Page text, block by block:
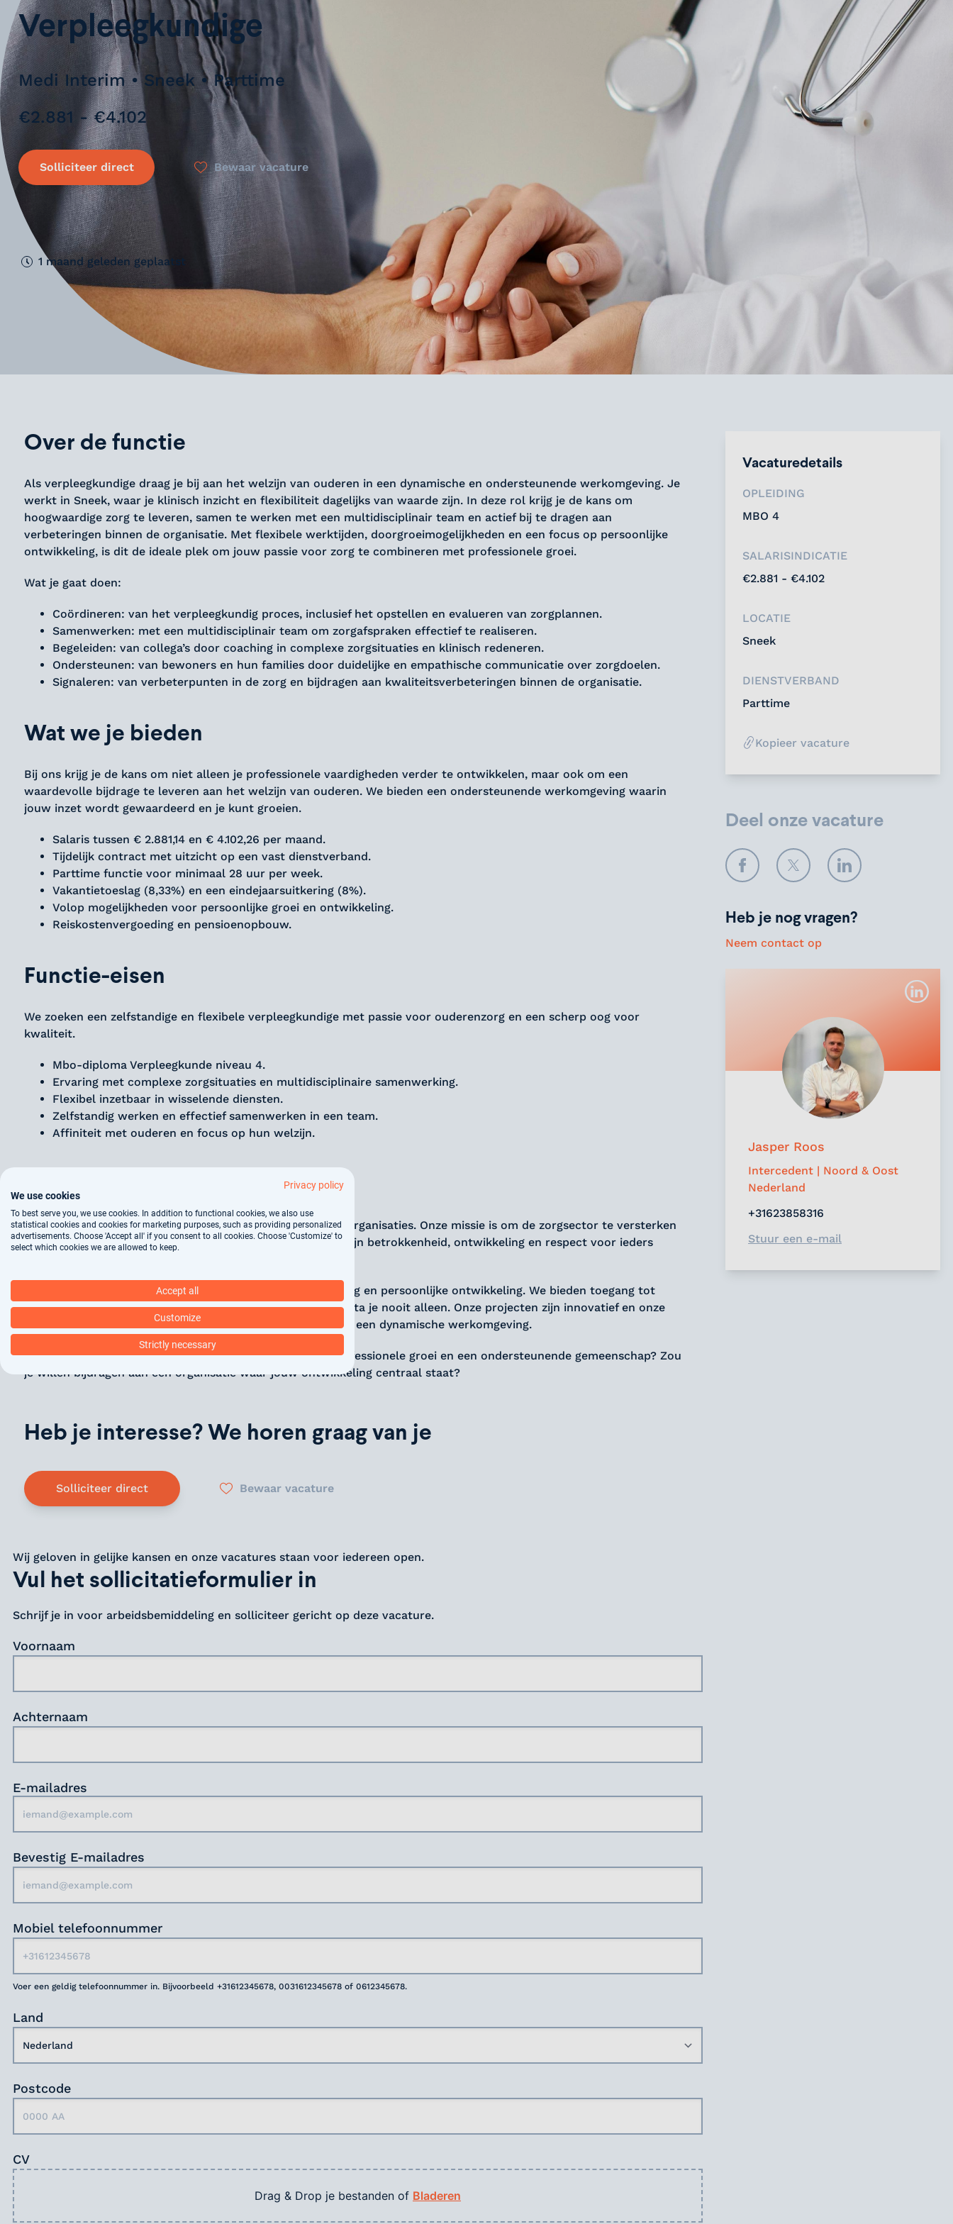
Verpleegkundige
Medi Interim • Sneek • Parttime
€2.881 - €4.102
Solliciteer direct Bewaar vacature
1 maand geleden geplaatst
Over de functie
Als verpleegkundige draag je bij aan het welzijn van ouderen in een dynamische en ondersteunende werkomgeving. Je
werkt in Sneek, waar je klinisch inzicht en flexibiliteit dagelijks van waarde zijn. In deze rol krijg je de kans om
hoogwaardige zorg te leveren, samen te werken met een multidisciplinair team en actief bij te dragen aan
verbeteringen binnen de organisatie. Met flexibele werktijden, doorgroeimogelijkheden en een focus op persoonlijke
ontwikkeling, is dit de ideale plek om jouw passie voor zorg te combineren met professionele groei.
Wat je gaat doen:
Coördineren: van het verpleegkundig proces, inclusief het opstellen en evalueren van zorgplannen.
Samenwerken: met een multidisciplinair team om zorgafspraken effectief te realiseren.
Begeleiden: van collega’s door coaching in complexe zorgsituaties en klinisch redeneren.
Ondersteunen: van bewoners en hun families door duidelijke en empathische communicatie over zorgdoelen.
Signaleren: van verbeterpunten in de zorg en bijdragen aan kwaliteitsverbeteringen binnen de organisatie.
Wat we je bieden
Bij ons krijg je de kans om niet alleen je professionele vaardigheden verder te ontwikkelen, maar ook om een
waardevolle bijdrage te leveren aan het welzijn van ouderen. We bieden een ondersteunende werkomgeving waarin
jouw inzet wordt gewaardeerd en je kunt groeien.
Salaris tussen € 2.881,14 en € 4.102,26 per maand.
Tijdelijk contract met uitzicht op een vast dienstverband.
Parttime functie voor minimaal 28 uur per week.
Vakantietoeslag (8,33%) en een eindejaarsuitkering (8%).
Volop mogelijkheden voor persoonlijke groei en ontwikkeling.
Reiskostenvergoeding en pensioenopbouw.
Functie-eisen
We zoeken een zelfstandige en flexibele verpleegkundige met passie voor ouderenzorg en een scherp oog voor
kwaliteit.
Mbo-diploma Verpleegkunde niveau 4.
Ervaring met complexe zorgsituaties en multidisciplinaire samenwerking.
Flexibel inzetbaar in wisselende diensten.
Zelfstandig werken en effectief samenwerken in een team.
Affiniteit met ouderen en focus op hun welzijn.
Over het bedrijf
Medi Interim vormt een brug tussen zorgprofessionals en organisaties. Onze missie is om de zorgsector te versterken
met toegewijde professionals zoals jij. Onze kernwaarden zijn betrokkenheid, ontwikkeling en respect voor ieders
Wat ons onderscheidt, is onze focus op loopbaanbegeleiding en persoonlijke ontwikkeling. We bieden toegang tot
trainingen en cursussen, en met een vast contactpersoon sta je nooit alleen. Onze projecten zijn innovatief en onze
betrokkenheid bij de gemeenschap is groot, wat zorgt voor een dynamische werkomgeving.
Ben je klaar om je passie voor zorg te combineren met professionele groei en een ondersteunende gemeenschap? Zou
je willen bijdragen aan een organisatie waar jouw ontwikkeling centraal staat?
Heb je interesse? We horen graag van je
Solliciteer direct Bewaar vacature
Wij geloven in gelijke kansen en onze vacatures staan voor iedereen open.
Vul het sollicitatieformulier in
Schrijf je in voor arbeidsbemiddeling en solliciteer gericht op deze vacature.
Voornaam
Achternaam
E-mailadres
Bevestig E-mailadres
Mobiel telefoonnummer
Voer een geldig telefoonnummer in. Bijvoorbeeld +31612345678, 0031612345678 of 0612345678.
Land
Postcode
CV
Drag & Drop je bestanden of Bladeren
Vacaturedetails
OPLEIDING
MBO 4
SALARISINDICATIE
€2.881 - €4.102
LOCATIE
Sneek
DIENSTVERBAND
Parttime
Kopieer vacature
Deel onze vacature
FacebookTwitter LinkedIn
Heb je nog vragen?
Neem contact op
Jasper Roos
Intercedent | Noord & Oost
Nederland
+31623858316
Stuur een e-mail
Privacy policy
We use cookies
To best serve you, we use cookies. In addition to functional cookies, we also use
statistical cookies and cookies for marketing purposes, such as providing personalized
advertisements. Choose 'Accept all' if you consent to all cookies. Choose 'Customize' to
select which cookies we are allowed to keep.
Accept all
Customize
Strictly necessary